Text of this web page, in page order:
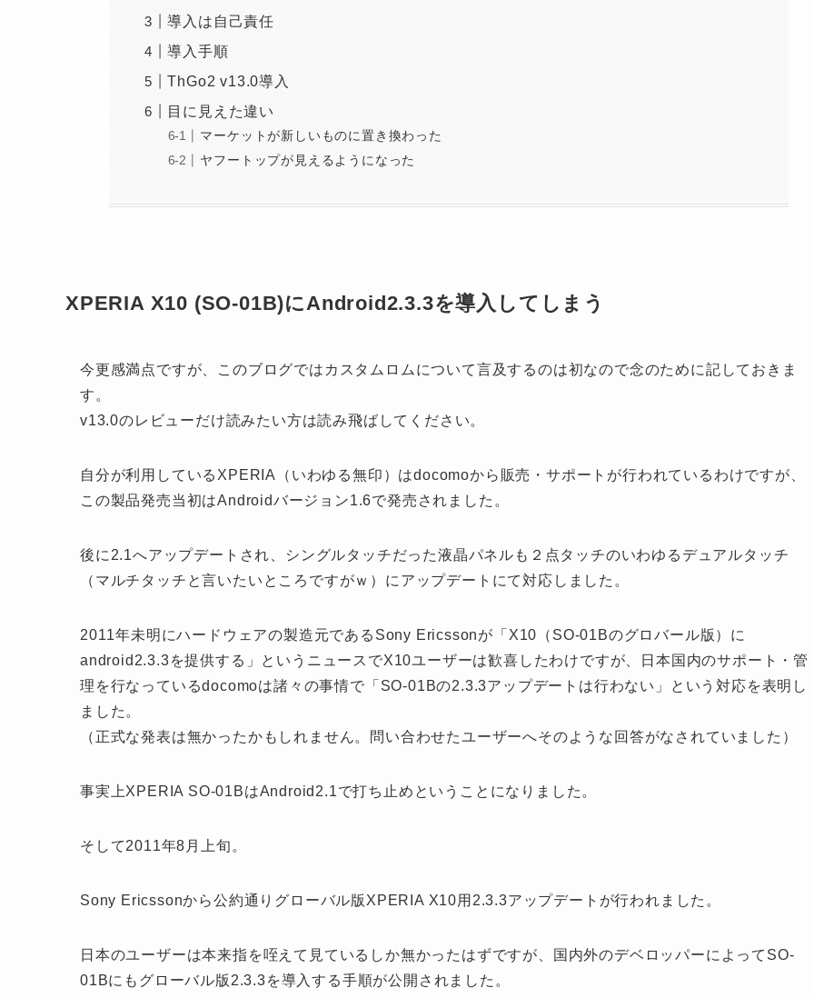
導入は自己責任
導入手順
ThGo2 v13.0導入
目に見えた違い
マーケットが新しいものに置き換わった
ヤフートップが見えるようになった
XPERIA X10 (SO-01B)にAndroid2.3.3を導入してしまう
今更感満点ですが、このブログではカスタムロムについて言及するのは初なので念のために記しておきま
す。
v13.0のレビューだけ読みたい方は読み飛ばしてください。
自分が利用しているXPERIA（いわゆる無印）はdocomoから販売・サポートが行われているわけですが、
この製品発売当初はAndroidバージョン1.6で発売されました。
後に2.1へアップデートされ、シングルタッチだった液晶パネルも２点タッチのいわゆるデュアルタッチ
（マルチタッチと言いたいところですがｗ）にアップデートにて対応しました。
2011年未明にハードウェアの製造元であるSony Ericssonが「X10（SO-01Bのグロバール版）に
android2.3.3を提供する」というニュースでX10ユーザーは歓喜したわけですが、日本国内のサポート・管
理を行なっているdocomoは諸々の事情で「SO-01Bの2.3.3アップデートは行わない」という対応を表明し
ました。
（正式な発表は無かったかもしれません。問い合わせたユーザーへそのような回答がなされていました）
事実上XPERIA SO-01BはAndroid2.1で打ち止めということになりました。
そして2011年8月上旬。
Sony Ericssonから公約通りグローバル版XPERIA X10用2.3.3アップデートが行われました。
日本のユーザーは本来指を咥えて見ているしか無かったはずですが、国内外のデベロッパーによってSO-
01Bにもグローバル版2.3.3を導入する手順が公開されました。